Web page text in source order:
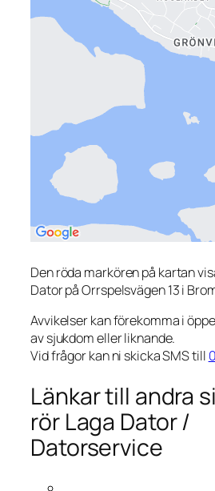
Den röda markören på kartan
Dator på Orrspelsvägen 13 i
Avvikelser kan förekomma i
av sjukdom eller liknande.
Vid frågor kan ni skicka SMS till
Länkar till andra
rör Laga Dator /
Datorservice